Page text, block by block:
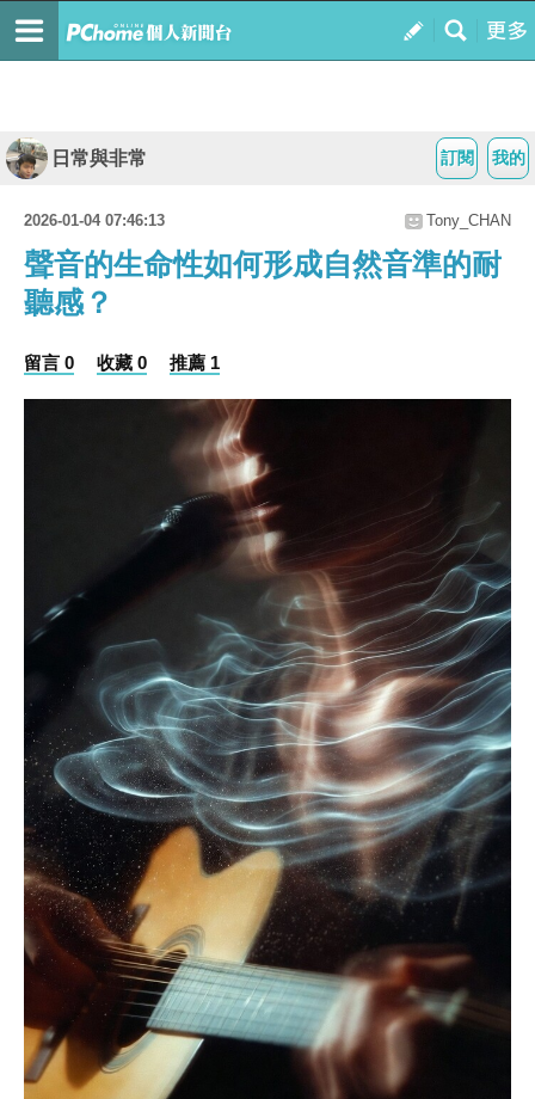
我的
訂閱
日常與非常
2026-01-04 07:46:13 Tony_CHAN
聲音的生命性如何形成自然音準的耐
聽感？
留言 0 收藏 0 推薦 1